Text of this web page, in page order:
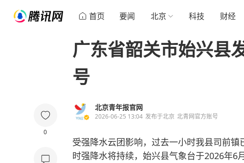
首页 要闻 北京 科技 财经
0
广东省韶关市始兴县
号
北京青年报官网
2026-06-25 13:04 发布于北京 北青网官方账号
受强降水云团影响，过去一小时我县司前
时强降水将持续，始兴县气象台于2026年6